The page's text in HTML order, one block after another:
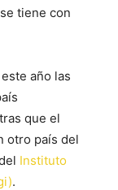
tiene con
año las
que el
otro país del
Instituto
.